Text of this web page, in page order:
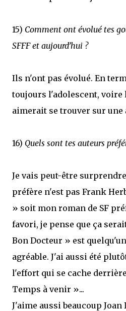
15) Comment ont évolué tes
SFFF et aujourd’hui ?
Ils n'ont pas évolué. En
toujours l'adolescent, voire
aimerait se trouver sur une
16) Quels sont tes auteurs
Je vais peut-être
préfère n'est pas Frank
» soit mon roman de SF
favori, je pense que ça
Bon Docteur » est
agréable. J'ai aussi été
l'effort qui se cache
Temps à venir »...
J'aime aussi beaucoup Joan